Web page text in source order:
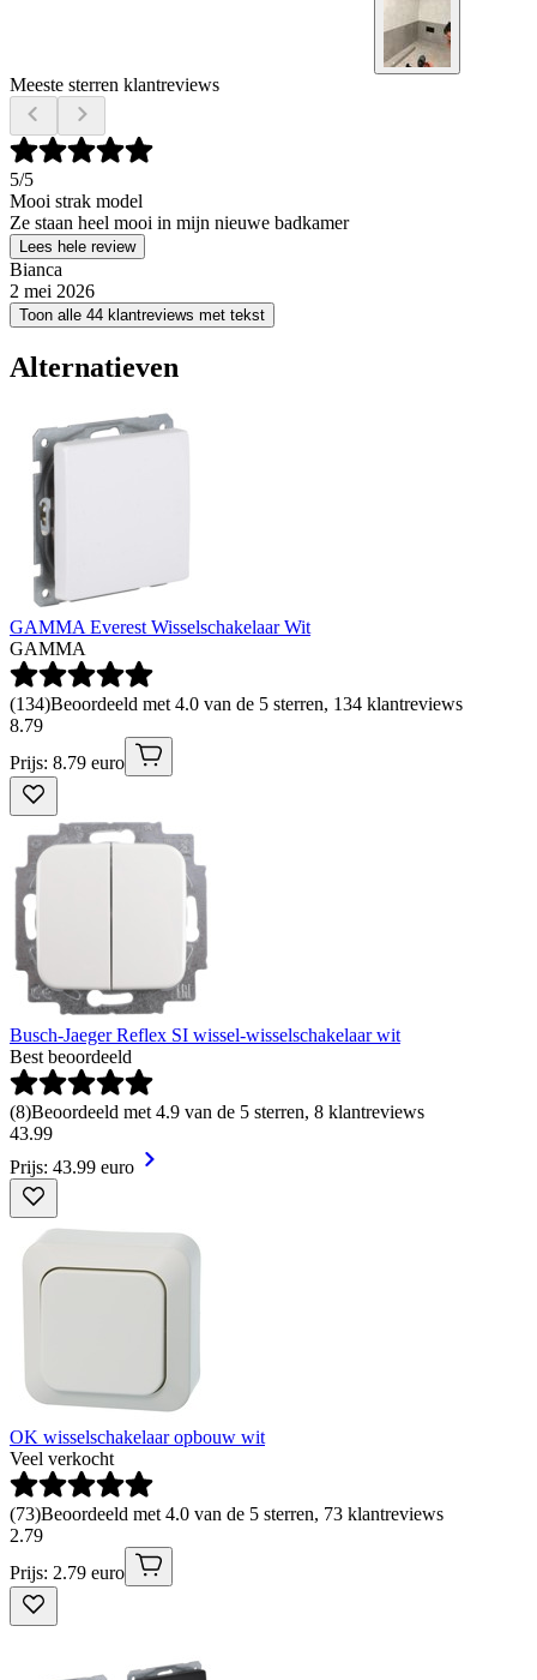
Meeste sterren klantreviews
5/5
Mooi strak model
Ze staan heel mooi in mijn nieuwe badkamer
Lees hele review
Bianca
2 mei 2026
Toon alle 44 klantreviews met tekst
Alternatieven
GAMMA Everest Wisselschakelaar Wit
GAMMA
(134)Beoordeeld met 4.0 van de 5 sterren, 134 klantreviews
8.79
Prijs: 8.79 euro
Busch-Jaeger Reflex SI wissel-wisselschakelaar wit
Best beoordeeld
(8)Beoordeeld met 4.9 van de 5 sterren, 8 klantreviews
43.99
Prijs: 43.99 euro
OK wisselschakelaar opbouw wit
Veel verkocht
(73)Beoordeeld met 4.0 van de 5 sterren, 73 klantreviews
2.79
Prijs: 2.79 euro